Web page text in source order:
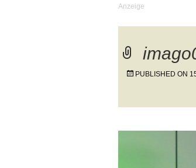
PUBLISHED ON